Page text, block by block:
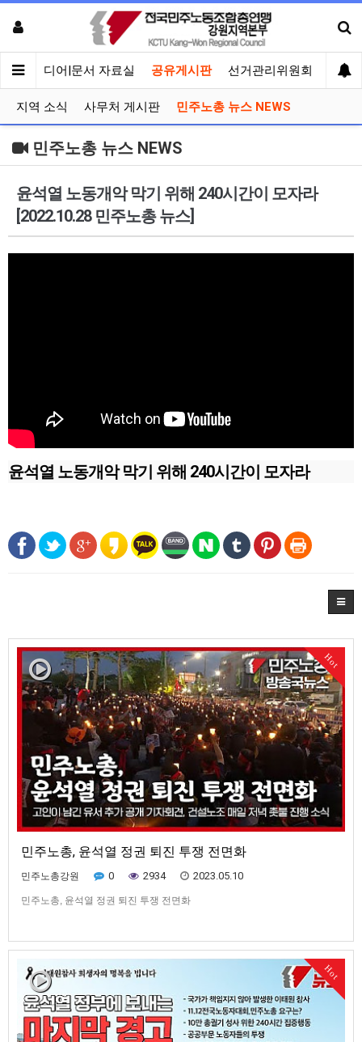
견 미디어|문서 자료실 공유게시판 선거관리위원회
지역 소식 사무처 게시판 민주노총 뉴스 NEWS
민주노총 뉴스 NEWS
윤석열 노동개악 막기 위해 240시간이 모자라
[2022.10.28 민주노총 뉴스]
윤석열 노동개악 막기 위해 240시간이 모자라
Hot
민주노총, 윤석열 정권 퇴진 투쟁 전면화
민주노총강원 0 2934 2023.05.10
민주노총, 윤석열 정권 퇴진 투쟁 전면화
Hot